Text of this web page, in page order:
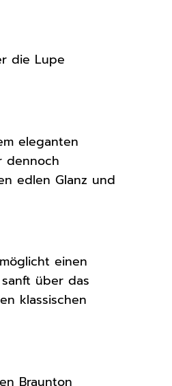
die Lupe
eleganten
dennoch
edlen Glanz und
einen
über das
klassischen
Braunton